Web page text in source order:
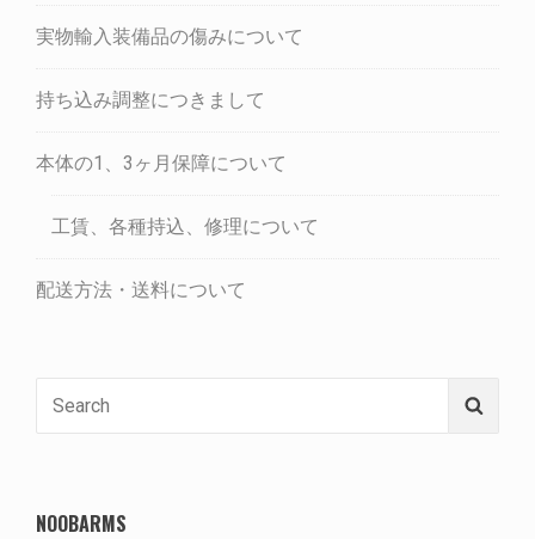
実物輸入装備品の傷みについて
持ち込み調整につきまして
本体の1、3ヶ月保障について
工賃、各種持込、修理について
配送方法・送料について
NOOBARMS